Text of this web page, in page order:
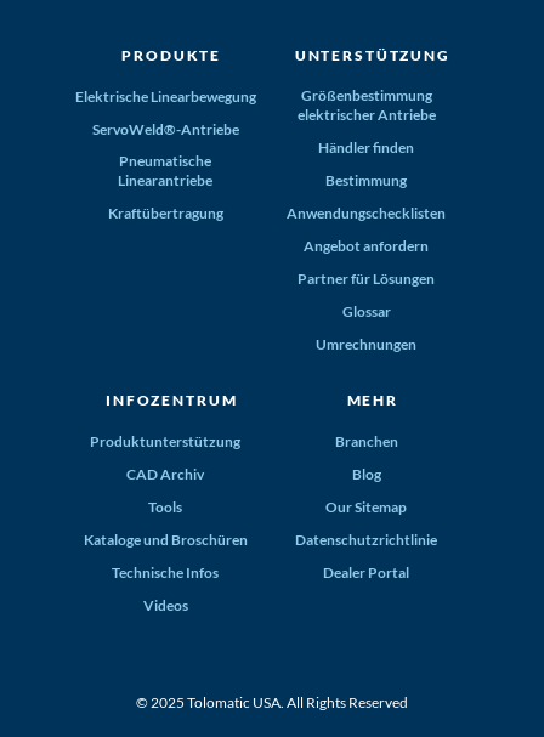
PRODUKTE
Elektrische Linearbewegung
ServoWeld®-Antriebe
Pneumatische
Linearantriebe
Kraftübertragung
UNTERSTÜTZUNG
Größenbestimmung
elektrischer Antriebe
Händler finden
Bestimmung
Anwendungschecklisten
Angebot anfordern
Partner für Lösungen
Glossar
Umrechnungen
INFOZENTRUM
Produktunterstützung
CAD Archiv
Tools
Kataloge und Broschüren
Technische Infos
Videos
MEHR
Branchen
Blog
Our Sitemap
Datenschutzrichtlinie
Dealer Portal
© 2025 Tolomatic USA. All Rights Reserved